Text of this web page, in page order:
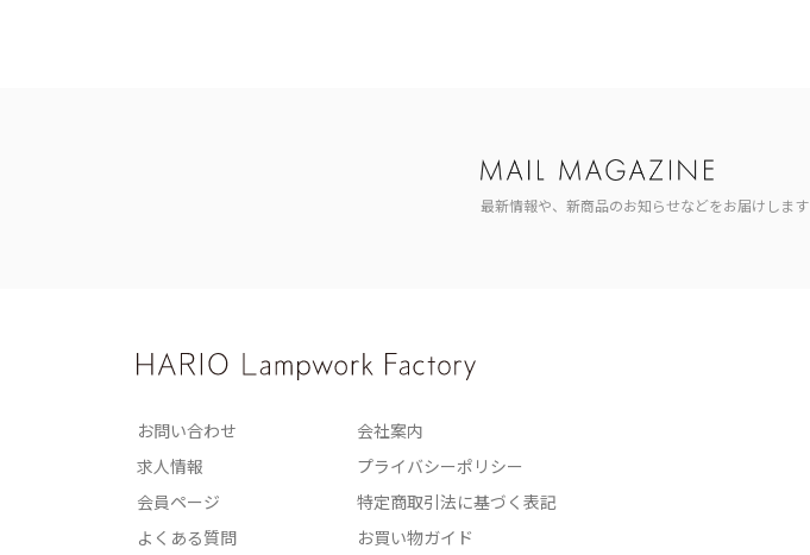
最新情報や、新商品のお知らせなどをお届けします
お問い合わせ
会社案内
求人情報
プライバシーポリシー
会員ページ
特定商取引法に基づく表記
よくある質問
お買い物ガイド